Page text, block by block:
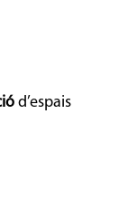
d’espais